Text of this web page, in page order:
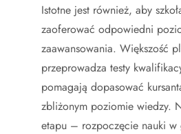
Istotne jest również, aby
zaoferować odpowiedni
zaawansowania. Większość
przeprowadza testy
pomagają dopasować
zbliżonym poziomie wiedzy.
etapu – rozpoczęcie nauki